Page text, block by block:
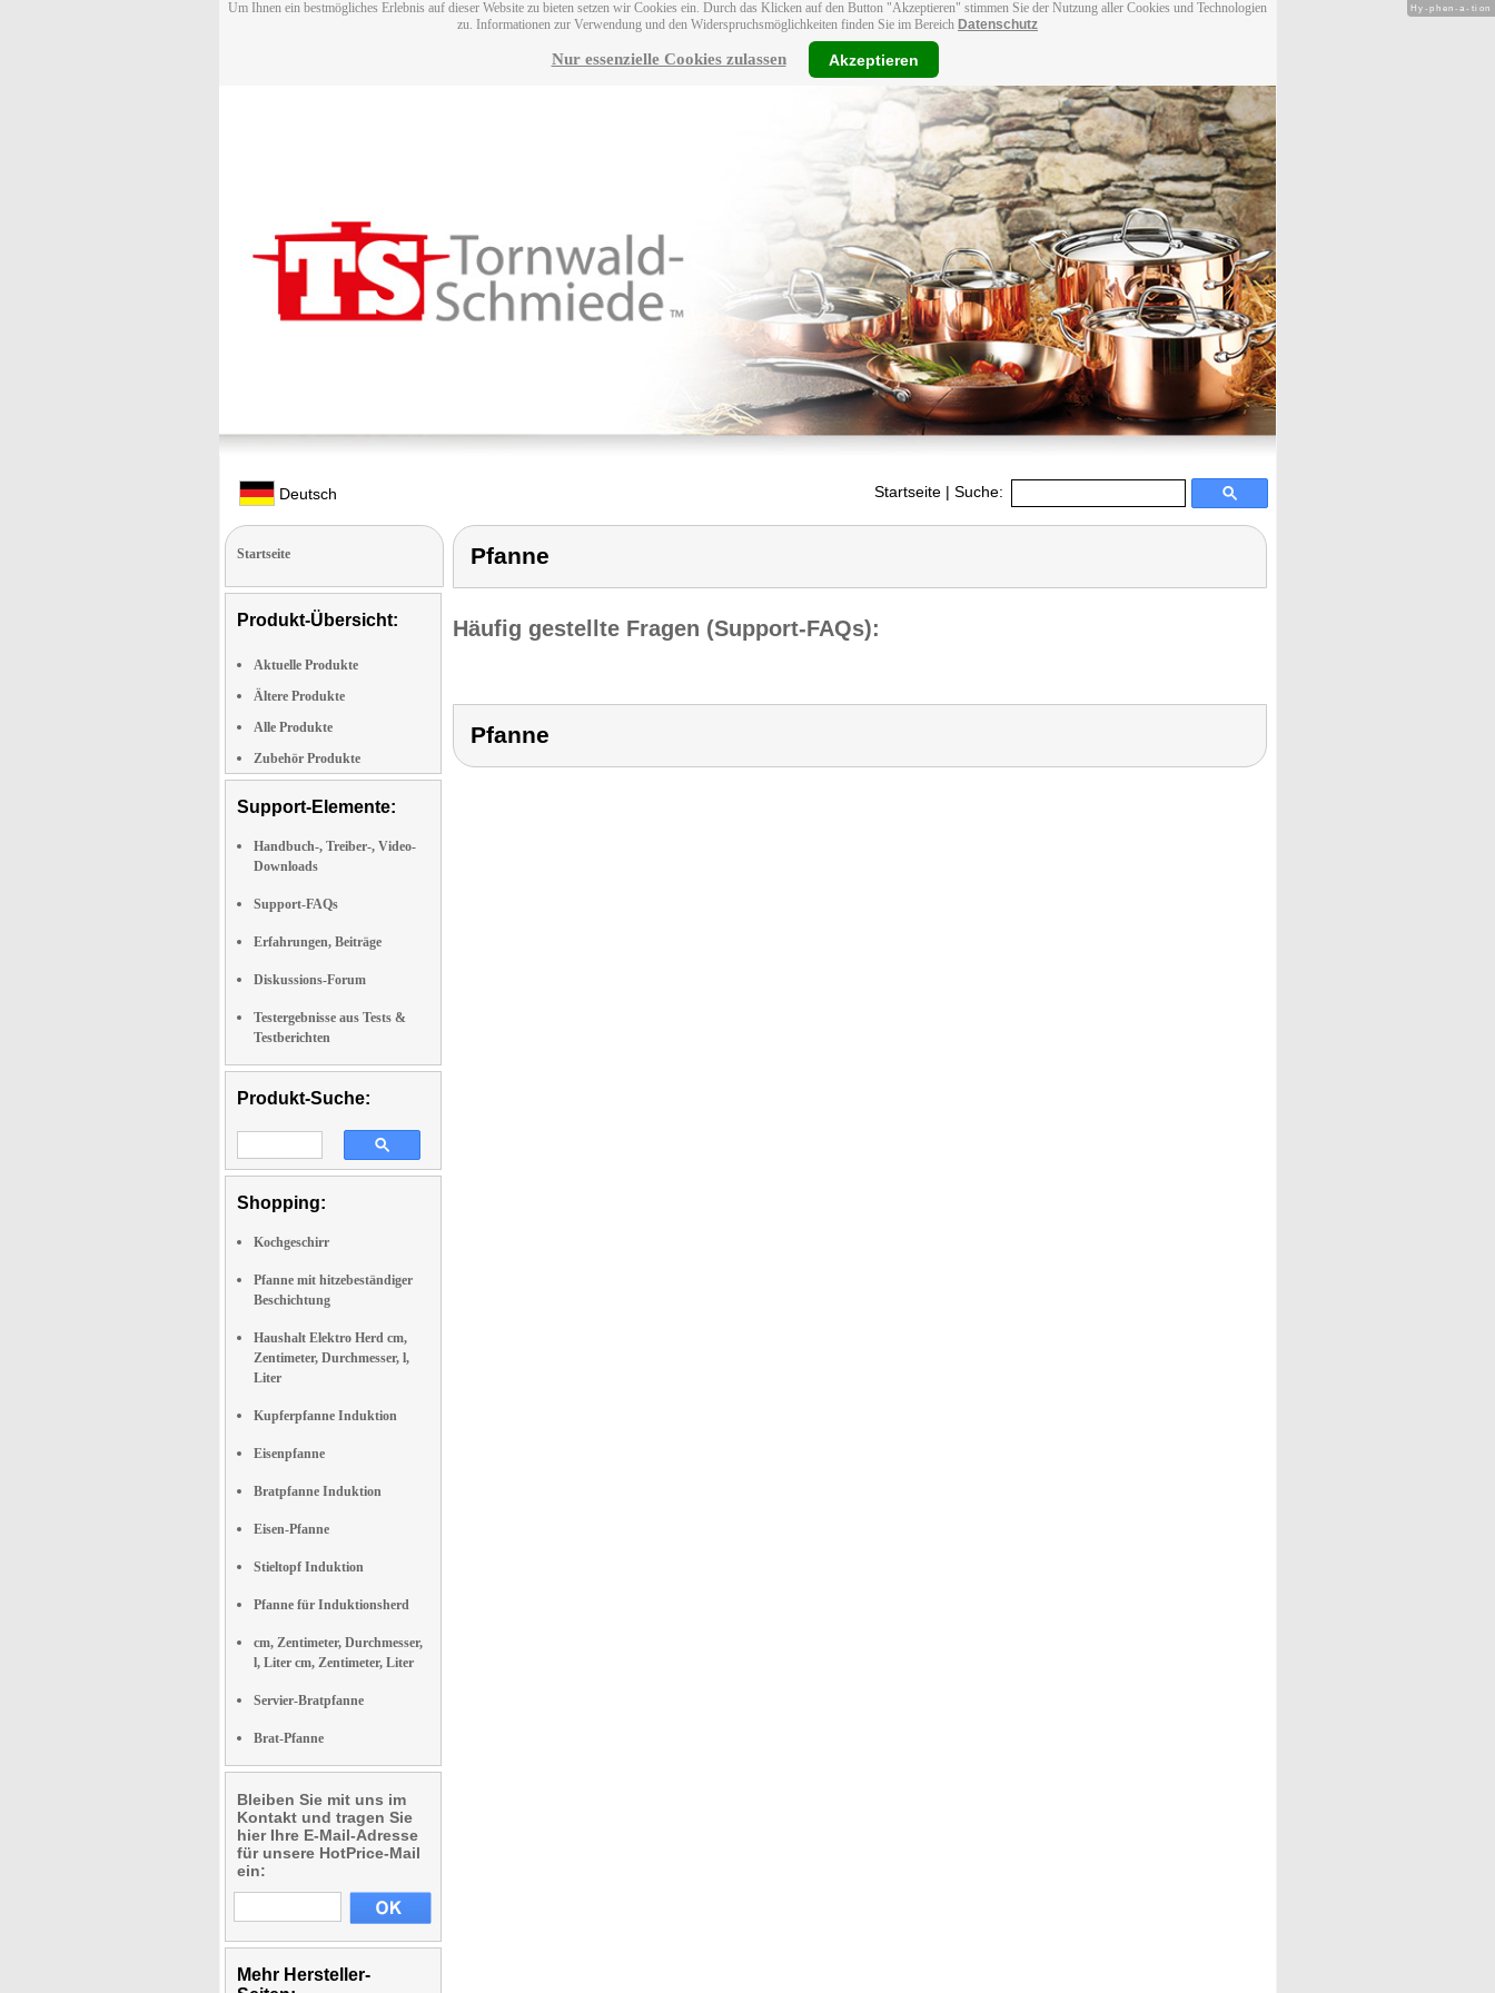
Um Ihnen ein bestmögliches Erlebnis auf dieser Website zu bieten setzen wir Cookies ein. Durch das Klicken auf den Button "Akzeptieren" stimmen Sie der Nutzung aller Cookies und Technologien
zu. Informationen zur Verwendung und den Widerspruchsmöglichkeiten finden Sie im Bereich Datenschutz
Nur essenzielle Cookies zulassen Akzeptieren
Deutsch Startseite | Suche:
Startseite
Produkt-Übersicht:
Aktuelle Produkte
Ältere Produkte
Alle Produkte
Zubehör Produkte
Support-Elemente:
Handbuch-, Treiber-, Video-
Downloads
Support-FAQs
Erfahrungen, Beiträge
Diskussions-Forum
Testergebnisse aus Tests &
Testberichten
Produkt-Suche:
Shopping:
Kochgeschirr
Pfanne mit hitzebeständiger
Beschichtung
Haushalt Elektro Herd cm,
Zentimeter, Durchmesser, l,
Liter
Kupferpfanne Induktion
Eisenpfanne
Bratpfanne Induktion
Eisen-Pfanne
Stieltopf Induktion
Pfanne für Induktionsherd
cm, Zentimeter, Durchmesser,
l, Liter cm, Zentimeter, Liter
Servier-Bratpfanne
Brat-Pfanne
Bleiben Sie mit uns im
Kontakt und tragen Sie
hier Ihre E-Mail-Adresse
für unsere HotPrice-Mail
ein:
Mehr Hersteller-
Pfanne
Häufig gestellte Fragen (Support-FAQs):
Pfanne
Hy-phen-a-tion